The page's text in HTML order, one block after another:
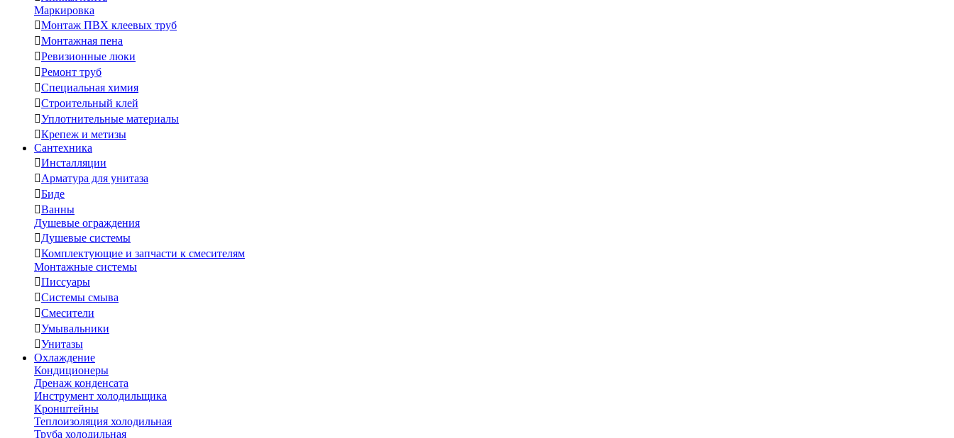
Маркировка
Монтаж ПВХ клеевых труб
Монтажная пена
Ревизионные люки
Ремонт труб
Специальная химия
Строительный клей
Уплотнительные материалы
Крепеж и метизы
Сантехника
Инсталляции
Арматура для унитаза
Биде
Ванны
Душевые ограждения
Душевые системы
Комплектующие и запчасти к смесителям
Монтажные системы
Писсуары
Системы смыва
Смесители
Умывальники
Унитазы
Охлаждение
Кондиционеры
Дренаж конденсата
Инструмент холодильщика
Кронштейны
Теплоизоляция холодильная
Труба холодильная